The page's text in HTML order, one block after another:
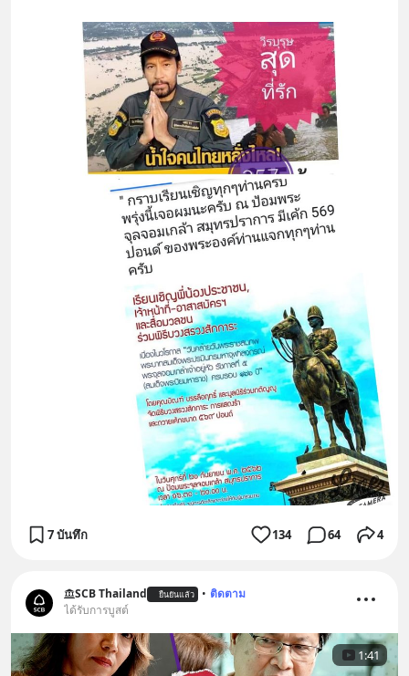
7 บันทึก 134 64 4
SCB Thailand ยืนยันแล้ว • ติดตาม
ได้รับการบูสต์
1:41